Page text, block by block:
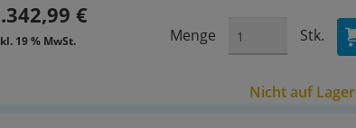
€
19 % MwSt. Menge Stk.
Nicht auf Lager